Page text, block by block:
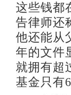
这些钱都
告律师还
他还能从
年的文件
就拥有超
基金只